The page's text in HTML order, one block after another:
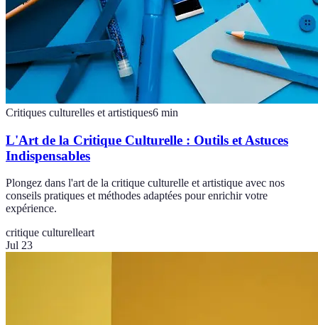
Critiques culturelles et artistiques6 min
L'Art de la Critique Culturelle : Outils et Astuces
Indispensables
Plongez dans l'art de la critique culturelle et artistique avec nos
conseils pratiques et méthodes adaptées pour enrichir votre
expérience.
critique culturelleart
Jul 23